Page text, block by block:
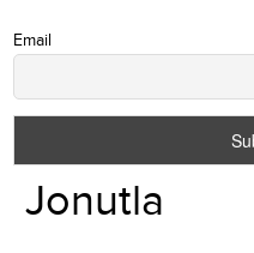
Email
Jonutla